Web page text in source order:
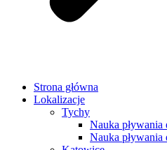
Strona główna
Lokalizacje
Tychy
Nauka
Nauka pływania